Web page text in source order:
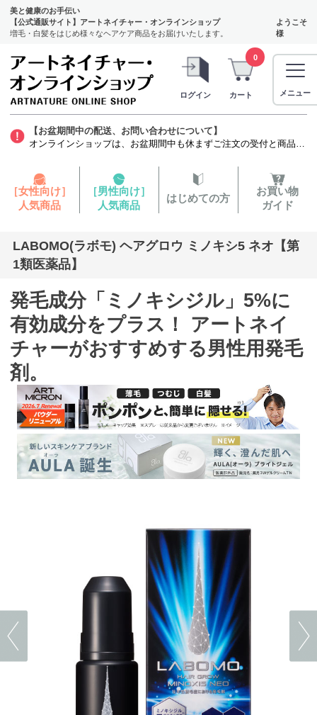
美と健康のお手伝い
【公式通販サイト】アートネイチャー・オンラインショップ
増毛・白髪をはじめ様々なヘアケア商品をお届けいたします。
ようこそ
様
ログイン
0
カート メニュー
【お盆期間中の配送、お問い合わせについて】
オンラインショップは、お盆期間中も休まずご注文の受付と商品の発送をいたします。ただし、発毛剤（第1類医薬品）に関しましては、質問票を確認する薬剤師がお休みをいただくため商品のお申し込みから発送までお時間を要します。お客様には大変ご迷惑をお掛けいたしますが、よろしくお願い申し上げます。
［女性向け］
人気商品
［男性向け］
人気商品
はじめての方
お買い物
ガイド
LABOMO(ラボモ) ヘアグロウ ミノキシ5 ネオ【第
1類医薬品】
発毛成分「ミノキシジル」5%に
有効成分をプラス！ アートネイ
チャーがおすすめする男性用発毛
剤。